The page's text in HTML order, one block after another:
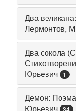
Два
Лермонтов,
Два сокола
Юрьевич
1
Демон:
Юрьевич
34